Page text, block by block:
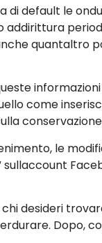
di default le
quantaltro
come
le
sullaccount
desideri
Dopo,